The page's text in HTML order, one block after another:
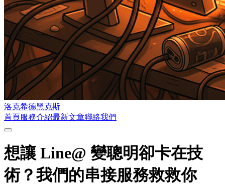
洛克希德黑克斯
首頁服務介紹最新文章聯絡我們
想讓 Line@ 變聰明卻卡在技
術？我們的串接服務救救你